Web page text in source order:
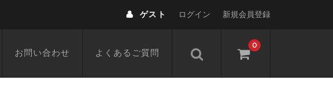
ゲスト ログイン 新規会員登録
0
お問い合わせ よくあるご質問